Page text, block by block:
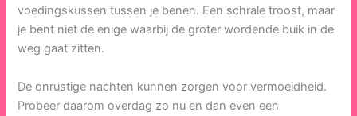
voedingskussen tussen je benen. Een schrale troost, maar
je bent niet de enige waarbij de groter wordende buik in de
weg gaat zitten.
De onrustige nachten kunnen zorgen voor vermoeidheid.
Probeer daarom overdag zo nu en dan even een